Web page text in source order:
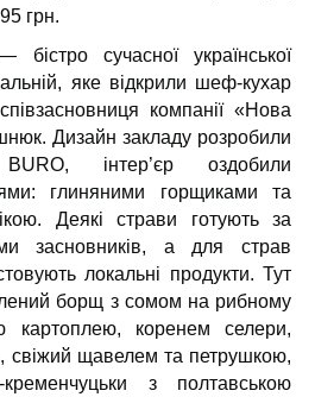
грн.
сучасної української
яке відкрили шеф-кухар
компанії «Нова
Дизайн закладу розробили
інтер’єр оздобили
глиняними горщиками та
Деякі страви готують за
засновників, а для страв
локальні продукти. Тут
борщ з сомом на рибному
картоплею, коренем селери,
свіжий щавелем та петрушкою,
з полтавською